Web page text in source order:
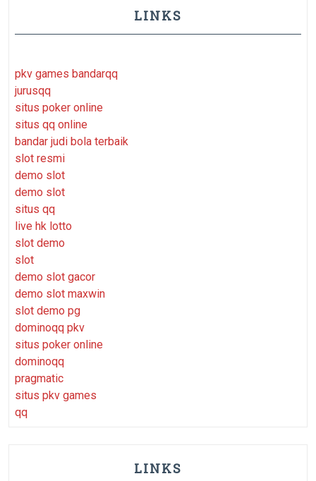
LINKS
pkv games bandarqq
jurusqq
situs poker online
situs qq online
bandar judi bola terbaik
slot resmi
demo slot
demo slot
situs qq
live hk lotto
slot demo
slot
demo slot gacor
demo slot maxwin
slot demo pg
dominoqq pkv
situs poker online
dominoqq
pragmatic
situs pkv games
qq
LINKS